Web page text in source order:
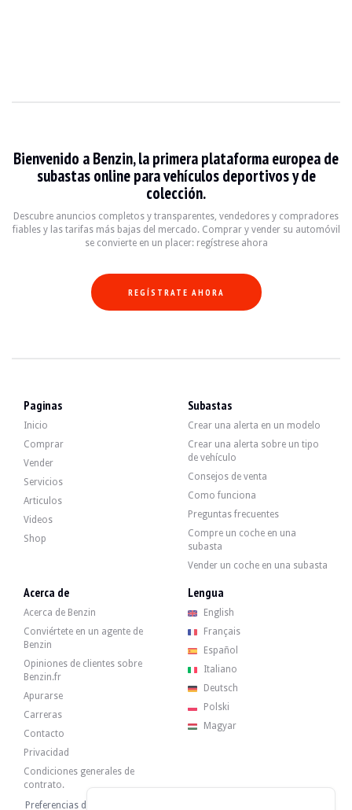
L'Audi S5 est une voiture de sport emblématique qui a captivé les
Fiche technique
Années de production Moteur Puissance
Audi S5 — Vendido
Audi S5 - 2008
10 000 €
Audi S5 - 2008
Audi S5 Cabriolet - 2015
25 000 €
Audi S5 Cabriolet - 2015
Audi S5 - 2008
Audi S5 Cabriolet - 2009
Bienvenido a Benzin, la primera plataforma europea de
subastas online para vehículos deportivos y de
colección.
Descubre anuncios completos y transparentes, vendedores y compradores
fiables y las tarifas más bajas del mercado. Comprar y vender su automóvil
se convierte en un placer: regístrese ahora
REGÍSTRATE AHORA
Paginas
Inicio
Comprar
Vender
Servicios
Articulos
Videos
Shop
Subastas
Crear una alerta en un modelo
Crear una alerta sobre un tipo
de vehículo
Consejos de venta
Como funciona
Preguntas frecuentes
Compre un coche en una
subasta
Vender un coche en una subasta
Acerca de
Acerca de Benzin
Conviértete en un agente de
Benzin
Opiniones de clientes sobre
Benzin.fr
Apurarse
Carreras
Contacto
Privacidad
Condiciones generales de
contrato.
Preferencias de cookies
Lengua
English
Français
Español
Italiano
Deutsch
Polski
Magyar